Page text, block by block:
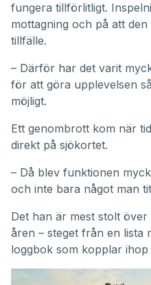
fungera tillförlitligt.
mottagning och på att
tillfälle.
– Därför har det varit
för att göra upplevelsen
möjligt.
Ett genombrott kom när
direkt på sjökortet.
– Då blev funktionen
och inte bara något man
Det han är mest stolt
åren – steget från en lista
loggbok som kopplar